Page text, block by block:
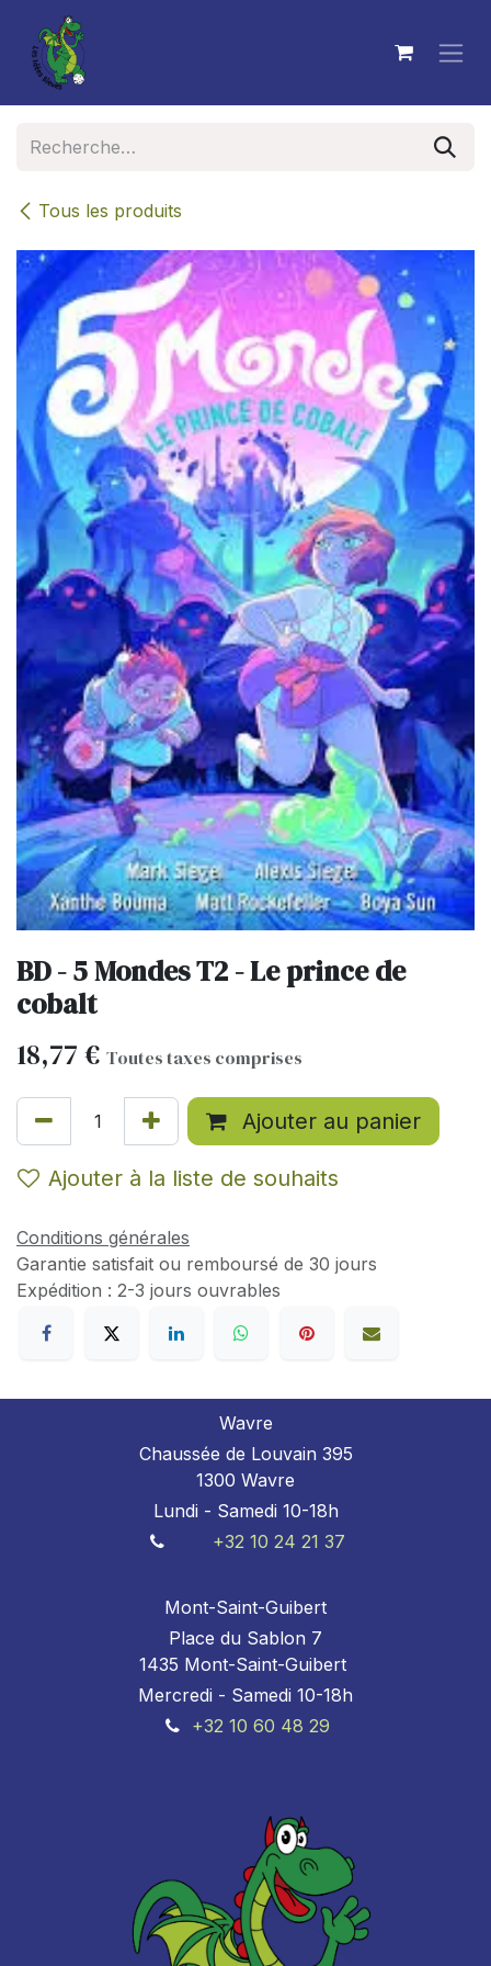
Se rendre au contenu
Tous les produits
BD - 5 Mondes T2 - Le prince de
cobalt
18,77 € Toutes taxes comprises
Ajouter au panier
Ajouter à la liste de souhaits
Conditions générales
Garantie satisfait ou remboursé de 30 jours
Expédition : 2-3 jours ouvrables
Wavre
Chaussée de Louvain 395
1300 Wavre
Lundi - Samedi 10-18h
+32 10 24 21 37
Mont-Saint-Guibert
Place du Sablon 7
1435 Mont-Saint-Guibert
Mercredi - Samedi 10-18h
+32 10 60 48 29